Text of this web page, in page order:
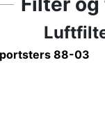
88-03